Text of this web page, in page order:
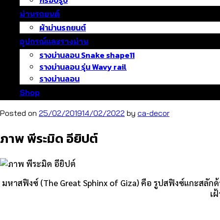
ม่านรถยนต์
ผ้าม่านรถยนต์
อุปกรณ์และรางม่าน
รางม่านลอน Snake shape11
รางม่านลอน รุ่น Wavy rail
รางม่านลอน
Shop
Posted on 25/02/201914/02/2022 by ca-decor
ภาพ พีระมิด อียิปต์
มหาสฟิงซ์ (The Great Sphinx of Giza) คือ รูปสฟิงซ์แกะส
เ